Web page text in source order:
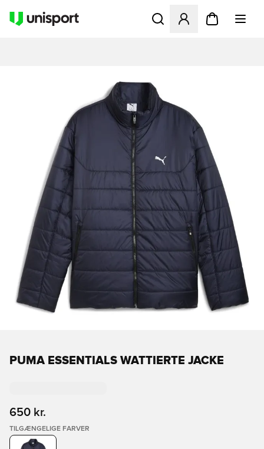
Åbner en Modal til at
PUMA ESSENTIALS WATTIERTE JACKE
650 kr.
TILGÆNGELIGE FARVER